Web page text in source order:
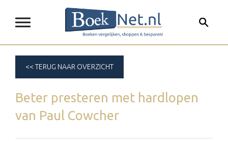
<< TERUG NAAR OVERZICHT
Beter presteren met hardlopen
van Paul Cowcher